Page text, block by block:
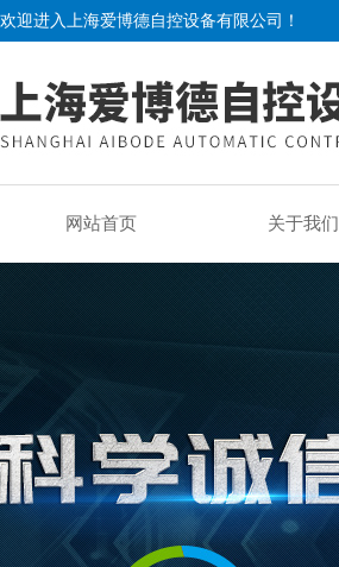
欢迎进入上海爱博德自控设备有限公司！
网站首页 关于我们